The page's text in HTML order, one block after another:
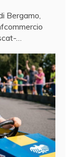
Bergamo,
…